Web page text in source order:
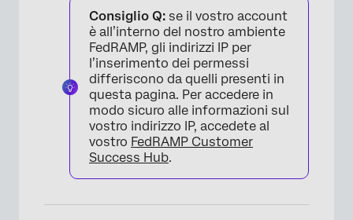
Consiglio Q: se il vostro account
è all’interno del nostro ambiente
FedRAMP, gli indirizzi IP per
l’inserimento dei permessi
differiscono da quelli presenti in
questa pagina. Per accedere in
modo sicuro alle informazioni sul
vostro indirizzo IP, accedete al
vostro FedRAMP Customer
Success Hub.